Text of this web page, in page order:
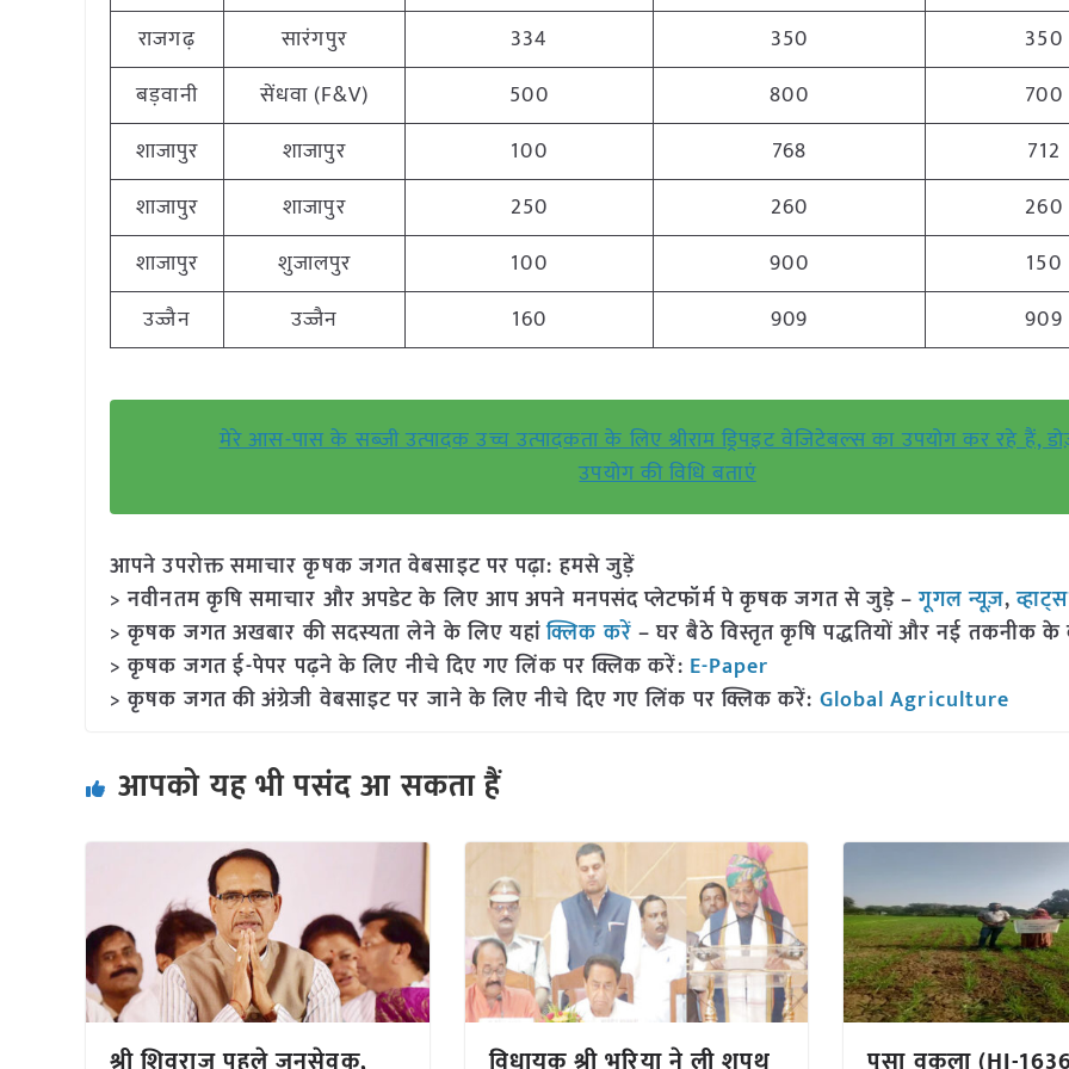
राजगढ़
सारंगपुर 334 350
350
बड़वानी
सेंधवा (F&V) 500 800
700
शाजापुर
शाजापुर 100 768
712
शाजापुर
शाजापुर 250 260
260
शाजापुर
शुजालपुर 100 900
150
उज्जैन
उज्जैन 160 909 909
मेरे आस-पास के सब्ज़ी उत्पादक उच्च उत्पादकता के लिए श्रीराम ड्रिपइट वेजिटेबल्स का उपयोग कर रहे हैं,
उपयोग की विधि बताएं
आपने उपरोक्त समाचार कृषक जगत वेबसाइट पर पढ़ा: हमसे जुड़ें
> नवीनतम कृषि समाचार और अपडेट के लिए आप अपने मनपसंद प्लेटफॉर्म पे कृषक जगत से जुड़े –गूगल न्यूज़,
> कृषक जगत अखबार की सदस्यता लेने के लिए यहांक्लिक करें – घर बैठे विस्तृत कृषि पद्धतियों और नई तकनीक के
> कृषक जगत ई-पेपर पढ़ने के लिए नीचे दिए गए लिंक पर क्लिक करें: E-Paper
> कृषक जगत की अंग्रेजी वेबसाइट पर जाने के लिए नीचे दिए गए लिंक पर क्लिक करें: Global Agriculture
आपको यह भी पसंद आ सकता हैं